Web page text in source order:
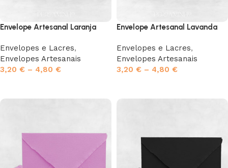
Envelope Artesanal Laranja
Envelopes e Lacres,
Envelopes Artesanais
3,20 € – 4,80 €
Envelope Artesanal Lavanda
Envelopes e Lacres,
Envelopes Artesanais
3,20 € – 4,80 €